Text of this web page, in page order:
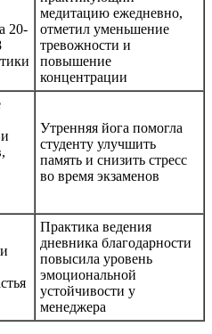
20-
медитацию ежедневно,
отметил уменьшение
тревожности и
повышение
концентрации
Утренняя йога помогла
студенту улучшить
память и снизить стресс
во время экзаменов
Практика ведения
дневника благодарности
повысила уровень
эмоциональной
устойчивости у
менеджера